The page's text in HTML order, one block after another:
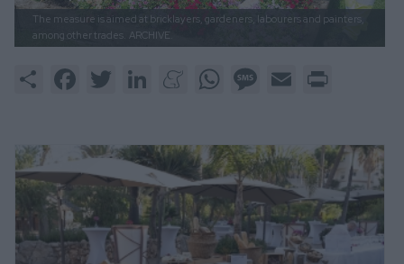
The measure is aimed at bricklayers, gardeners, labourers and painters,
among other trades. ARCHIVE.
Share FacebookTwitter LinkedInMeneameWhatsAppMessage
Email